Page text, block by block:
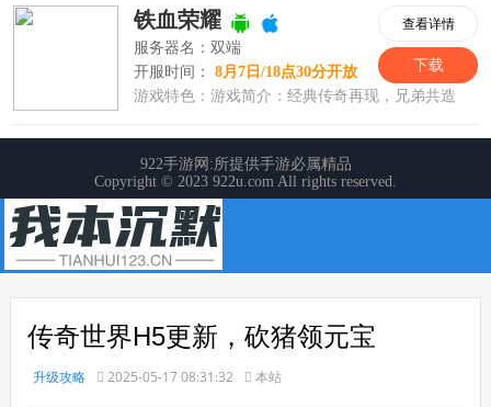
传奇世界H5更新，砍猪领元宝
升级攻略 2025-05-17 08:31:32 本站